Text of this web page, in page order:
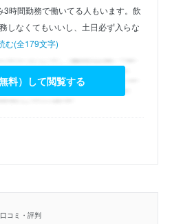
時間勤務で働いてる人もいます。飲
しなくてもいいし、土日必ず入らな
む(全179文字)
料）して閲覧する
コミ・評判